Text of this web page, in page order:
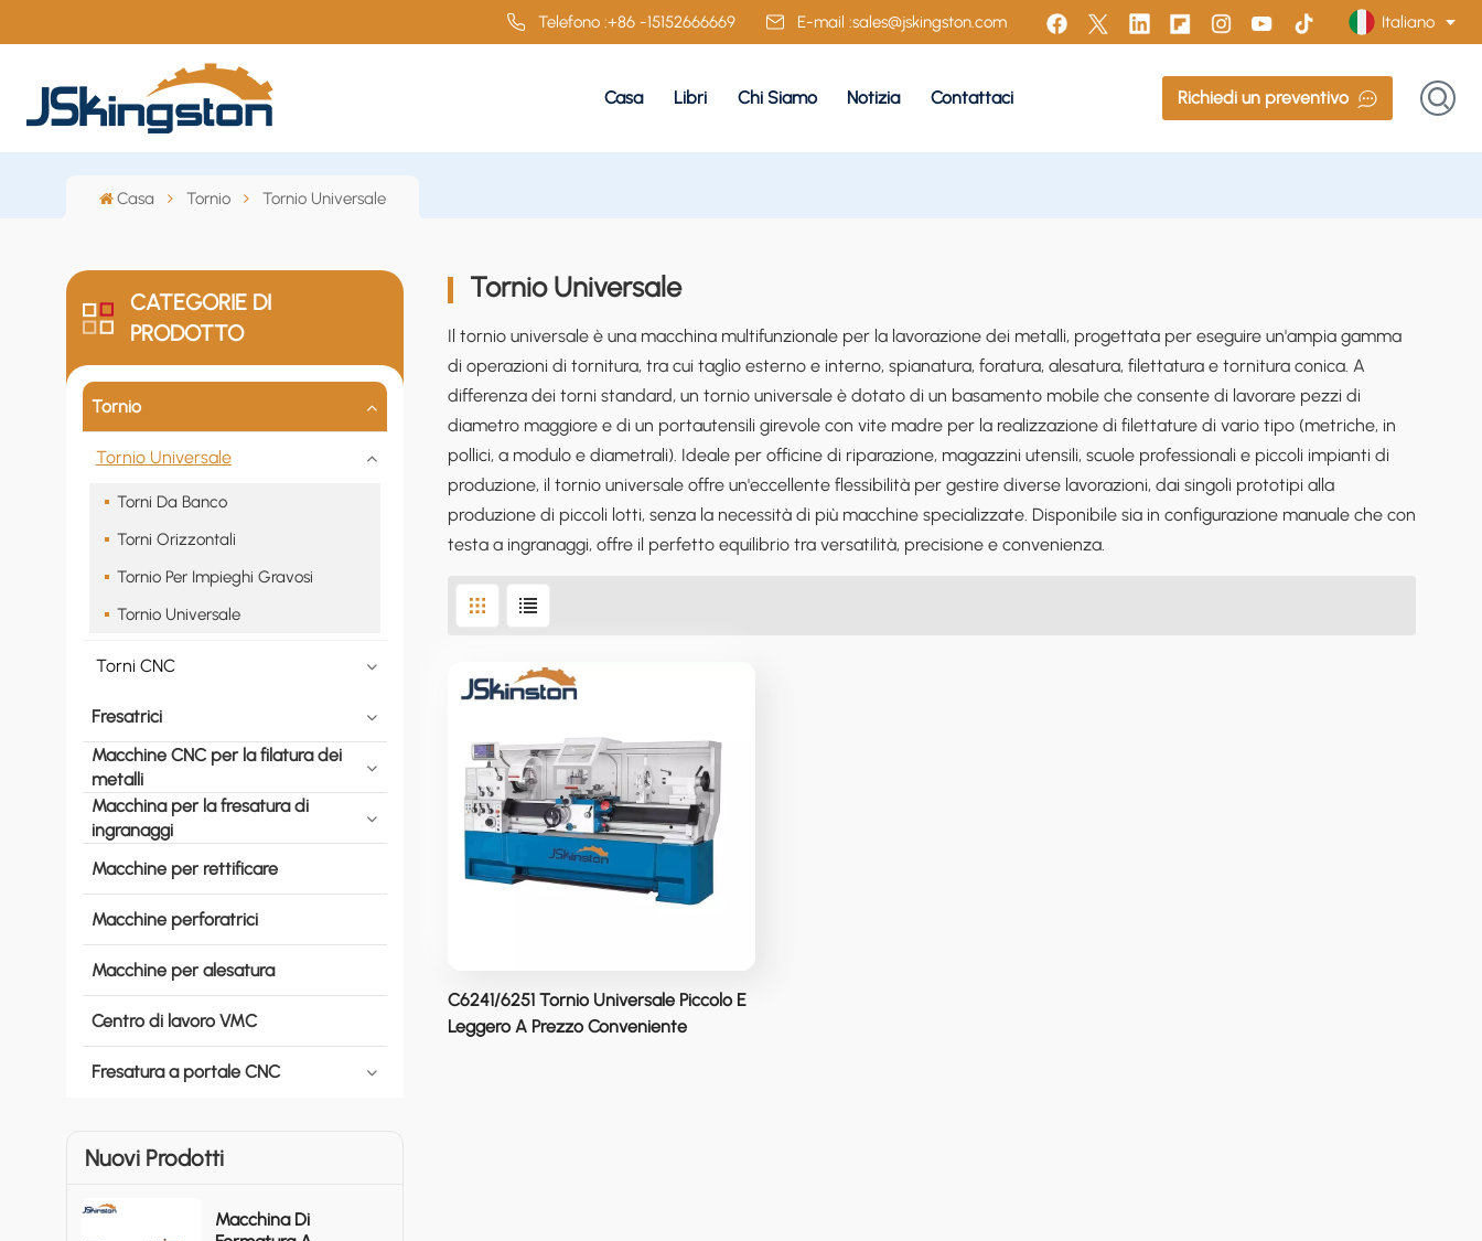
Telefono :+86 -15152666669 E-mail :sales@jskingston.com Italiano
English
Português
Polski
عربي
Casa Libri Chi Siamo Notizia Contattaci Richiedi un preventivo
Casa Tornio Tornio Universale
CATEGORIE DI
PRODOTTO
Tornio
Tornio Universale
Torni Da Banco
Torni Orizzontali
Tornio Per Impieghi Gravosi
Tornio Universale
Torni CNC
Fresatrici
Macchine CNC per la filatura dei
metalli
Macchina per la fresatura di
ingranaggi
Macchine per rettificare
Macchine perforatrici
Macchine per alesatura
Centro di lavoro VMC
Fresatura a portale CNC
Nuovi Prodotti
Macchina Di
Tornio Universale
Il tornio universale è una macchina multifunzionale per la lavorazione dei metalli, progettata per eseguire un'ampia gamma
di operazioni di tornitura, tra cui taglio esterno e interno, spianatura, foratura, alesatura, filettatura e tornitura conica. A
differenza dei torni standard, un tornio universale è dotato di un basamento mobile che consente di lavorare pezzi di
diametro maggiore e di un portautensili girevole con vite madre per la realizzazione di filettature di vario tipo (metriche, in
pollici, a modulo e diametrali). Ideale per officine di riparazione, magazzini utensili, scuole professionali e piccoli impianti di
produzione, il tornio universale offre un'eccellente flessibilità per gestire diverse lavorazioni, dai singoli prototipi alla
produzione di piccoli lotti, senza la necessità di più macchine specializzate. Disponibile sia in configurazione manuale che con
testa a ingranaggi, offre il perfetto equilibrio tra versatilità, precisione e convenienza.
C6241/6251 Tornio Universale Piccolo E
Leggero A Prezzo Conveniente